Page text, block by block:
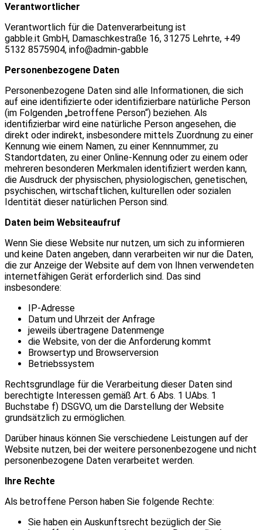
Verantwortlicher
Verantwortlich für die Datenverarbeitung ist
gabble.it GmbH, Damaschkestraße 16, 31275 Lehrte, +49
5132 8575904, info@admin-gabble
Personenbezogene Daten
Personenbezogene Daten sind alle Informationen, die sich
auf eine identifizierte oder identifizierbare natürliche Person
(im Folgenden „betroffene Person“) beziehen. Als
identifizierbar wird eine natürliche Person angesehen, die
direkt oder indirekt, insbesondere mittels Zuordnung zu einer
Kennung wie einem Namen, zu einer Kennnummer, zu
Standortdaten, zu einer Online-Kennung oder zu einem oder
mehreren besonderen Merkmalen identifiziert werden kann,
die Ausdruck der physischen, physiologischen, genetischen,
psychischen, wirtschaftlichen, kulturellen oder sozialen
Identität dieser natürlichen Person sind.
Daten beim Websiteaufruf
Wenn Sie diese Website nur nutzen, um sich zu informieren
und keine Daten angeben, dann verarbeiten wir nur die Daten,
die zur Anzeige der Website auf dem von Ihnen verwendeten
internetfähigen Gerät erforderlich sind. Das sind
insbesondere:
IP-Adresse
Datum und Uhrzeit der Anfrage
jeweils übertragene Datenmenge
die Website, von der die Anforderung kommt
Browsertyp und Browserversion
Betriebssystem
Rechtsgrundlage für die Verarbeitung dieser Daten sind
berechtigte Interessen gemäß Art. 6 Abs. 1 UAbs. 1
Buchstabe f) DSGVO, um die Darstellung der Website
grundsätzlich zu ermöglichen.
Darüber hinaus können Sie verschiedene Leistungen auf der
Website nutzen, bei der weitere personenbezogene und nicht
personenbezogene Daten verarbeitet werden.
Ihre Rechte
Als betroffene Person haben Sie folgende Rechte:
Sie haben ein Auskunftsrecht bezüglich der Sie